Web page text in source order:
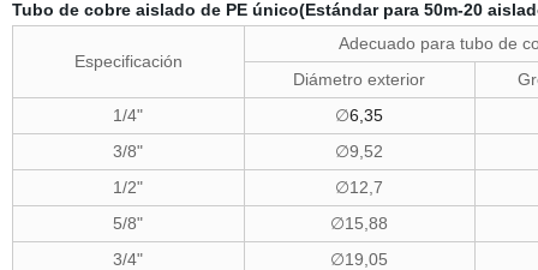
Tubo de cobre aislado de PE único(Estándar para 50m-20
Especificación
Adecuado para tubo de
Diámetro exterior
1/4"
∅6,35
3/8"
∅9,52
1/2"
∅12,7
5/8"
∅15,88
3/4"
∅19,05